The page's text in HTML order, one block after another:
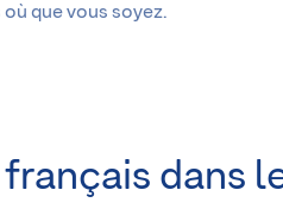
que vous soyez.
dans